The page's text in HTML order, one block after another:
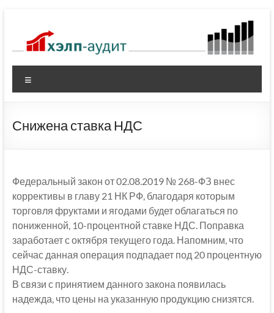
содержимому
Снижена ставка НДС
Федеральный закон от 02.08.2019 № 268-ФЗ внес
коррективы в главу 21 НК РФ, благодаря которым
торговля фруктами и ягодами будет облагаться по
пониженной, 10-процентной ставке НДС. Поправка
заработает с октября текущего года. Напомним, что
сейчас данная операция подпадает под 20 процентную
НДС-ставку.
В связи с принятием данного закона появилась
надежда, что цены на указанную продукцию снизятся.